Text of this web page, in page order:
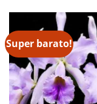
Super barato!